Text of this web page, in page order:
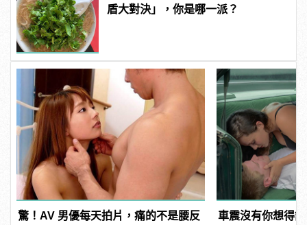
盾大對決」，你是哪一派？
驚！AV 男優每天拍片，痛的不是腰反
車震沒有你想得